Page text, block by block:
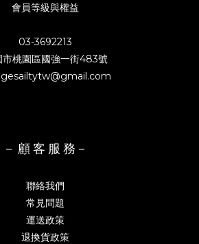
會員等級與權益
03-3692213
市桃園區國強一街483號
－ 顧 客 服 務－
聯絡我們
常見問題
運送政策
退換貨政策